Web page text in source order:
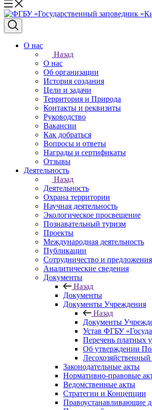
О нас
Назад
О нас
Об организации
История создания
Цели и задачи
Территория и Природа
Контакты и реквизиты
Руководство
Вакансии
Как добраться
Вопросы и ответы
Награды и сертификаты
Отзывы
Деятельность
Назад
Деятельность
Охрана территории
Научная деятельность
Экологическое просвещение
Познавательный туризм
Проекты
Международная деятельность
Публикации
Сотрудничество и предложения
Аналитические сведения
Документы
Назад
Документы
Документы Учреждения
Назад
Документы
Устав ФГБУ
Перечень платных
Об утверждении
Лесохозяйственный
Законодательные акты
Нормативно-правовые
Ведомственные акты
Стратегии и Концепции
Правоустанавливающие